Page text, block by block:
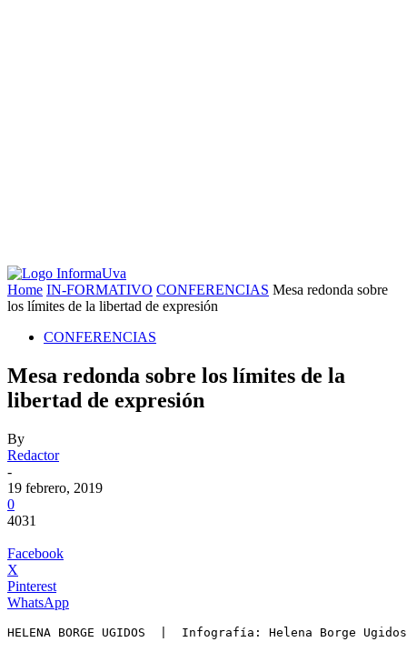
Home IN-FORMATIVO CONFERENCIAS Mesa redonda sobre
los límites de la libertad de expresión
CONFERENCIAS
Mesa redonda sobre los límites de la
libertad de expresión
By
Redactor
-
19 febrero, 2019
0
4031
Facebook
X
Pinterest
WhatsApp
HELENA BORGE UGIDOS  |  Infografía: Helena Borge